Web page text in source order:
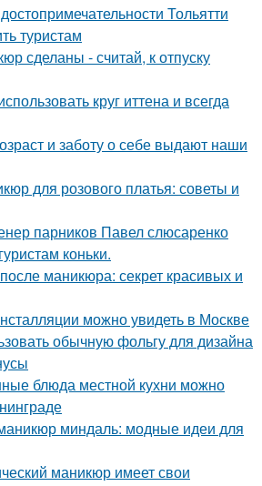
Тольятти
туристам
сделаны - считай, к отпуску
круг иттена и всегда
и заботу о себе выдают наши
для розового платья: советы и
парников Павел слюсаренко
коньки.
маникюра: секрет красивых и
можно увидеть в Москве
обычную фольгу для дизайна
блюда местной кухни можно
миндаль: модные идеи для
маникюр имеет свои